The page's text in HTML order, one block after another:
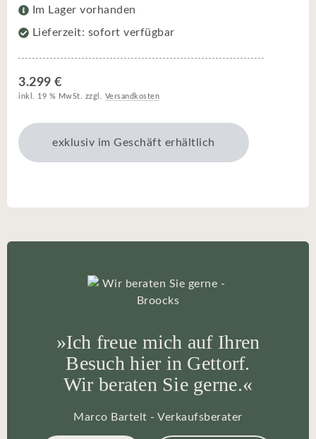
Im Lager vorhanden
Lieferzeit: sofort verfügbar
3.299 €
inkl. 19 % MwSt. zzgl. Versandkosten
exklusiv im Geschäft erhältlich
»Ich freue mich auf Ihren
Besuch hier in Gettorf.
Wir beraten Sie gerne.«
Marco Bartelt - Verkaufsberater